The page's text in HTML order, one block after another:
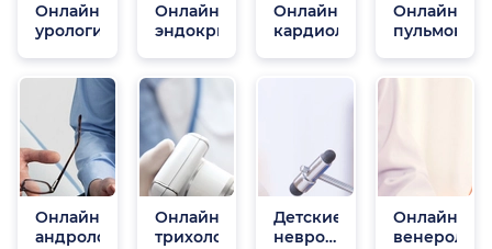
Онлайн
урологи
Онлайн
эндокринологи
Онлайн
кардиологи
Онлайн
Онлайн
андрологи
Онлайн
трихологи
Детские
неврологи
Онлайн
венерологи